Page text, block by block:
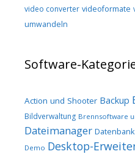
video converter videoformate
umwandeln
Software-
Action und Shooter Backup
Bildverwaltung Brennsoftware
Dateimanager
Demo Desktop-